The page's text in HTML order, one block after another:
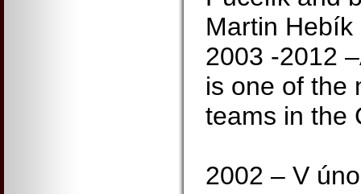
Martin Hebík
2003 -2012
is one of the
teams in the
2002 – V